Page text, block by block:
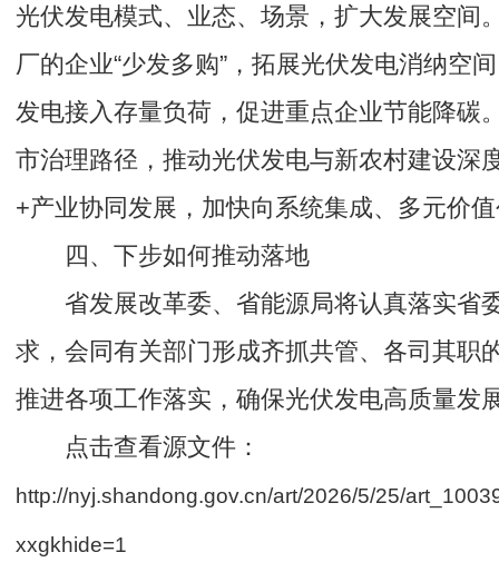
光伏发电模式、业态、场景，扩大发展空间
厂的企业“少发多购”，拓展光伏发电消纳空
发电接入存量负荷，促进重点企业节能降碳
市治理路径，推动光伏发电与新农村建设深
+产业协同发展，加快向系统集成、多元价
四、下步如何推动落地
省发展改革委、省能源局将认真落实省
求，会同有关部门形成齐抓共管、各司其职
推进各项工作落实，确保光伏发电高质量发
点击查看源文件：
http://nyj.shandong.gov.cn/art/2026/5/25/
xxgkhide=1